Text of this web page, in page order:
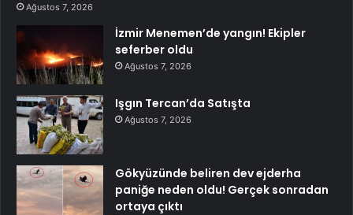
Ağustos 7, 2026
İzmir Menemen’de yangın! Ekipler
seferber oldu
Ağustos 7, 2026
Işgın Tercan’da Satışta
Ağustos 7, 2026
Gökyüzünde beliren dev ejderha
paniğe neden oldu! Gerçek sonradan
ortaya çıktı